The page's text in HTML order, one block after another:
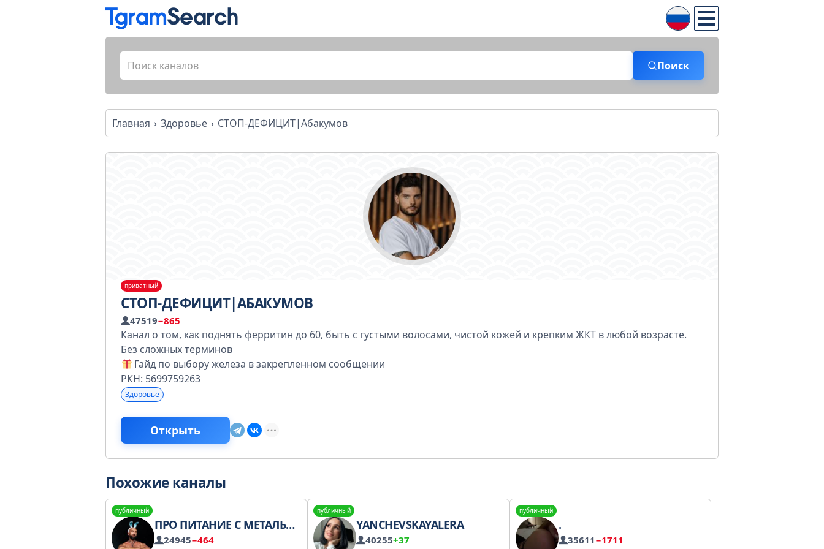
Поиск
Главная Здоровье СТОП-ДЕФИЦИТ|Абакумов
приватный
СТОП-ДЕФИЦИТ|АБАКУМОВ
47519−865
Канал о том, как поднять ферритин до 60, быть с густыми волосами, чистой кожей и крепким ЖКТ в любой возрасте.
Без сложных терминов
Гайд по выбору железа в закрепленном сообщении
РКН: 5699759263
Здоровье
Открыть
Похожие каналы
публичный
ПРО ПИТАНИЕ С МЕТАЛЬНИКОВЫМ
24945−464
публичный
YANCHEVSKAYALERA
40255+37
публичный
.
35611−1711